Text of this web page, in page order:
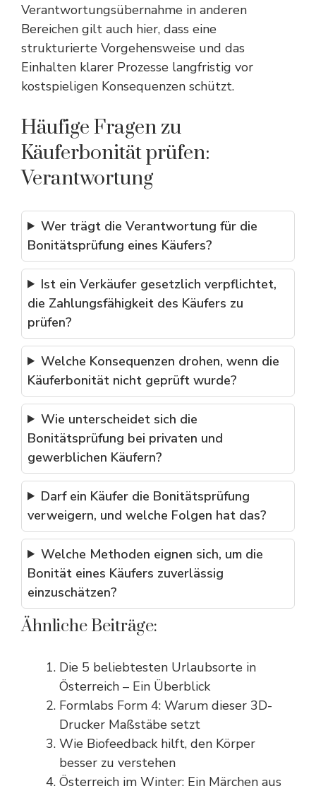
Verantwortungsübernahme in anderen
Bereichen gilt auch hier, dass eine
strukturierte Vorgehensweise und das
Einhalten klarer Prozesse langfristig vor
kostspieligen Konsequenzen schützt.
Häufige Fragen zu
Käuferbonität prüfen:
Verantwortung
Wer trägt die Verantwortung für die
Bonitätsprüfung eines Käufers?
Ist ein Verkäufer gesetzlich verpflichtet,
die Zahlungsfähigkeit des Käufers zu
prüfen?
Welche Konsequenzen drohen, wenn die
Käuferbonität nicht geprüft wurde?
Wie unterscheidet sich die
Bonitätsprüfung bei privaten und
gewerblichen Käufern?
Darf ein Käufer die Bonitätsprüfung
verweigern, und welche Folgen hat das?
Welche Methoden eignen sich, um die
Bonität eines Käufers zuverlässig
einzuschätzen?
Ähnliche Beiträge:
Die 5 beliebtesten Urlaubsorte in
Österreich – Ein Überblick
Formlabs Form 4: Warum dieser 3D-
Drucker Maßstäbe setzt
Wie Biofeedback hilft, den Körper
besser zu verstehen
Österreich im Winter: Ein Märchen aus